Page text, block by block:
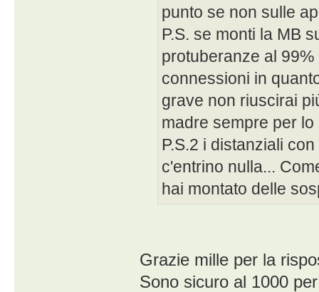
punto se non sulle
P.S. se monti la MB
protuberanze al
connessioni in
grave non riuscirai
madre sempre per
P.S.2 i distanziali
c'entrino nulla...
hai montato delle
Grazie mille per la
Sono sicuro al 1000